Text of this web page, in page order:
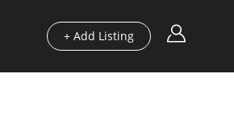
+ Add Listing